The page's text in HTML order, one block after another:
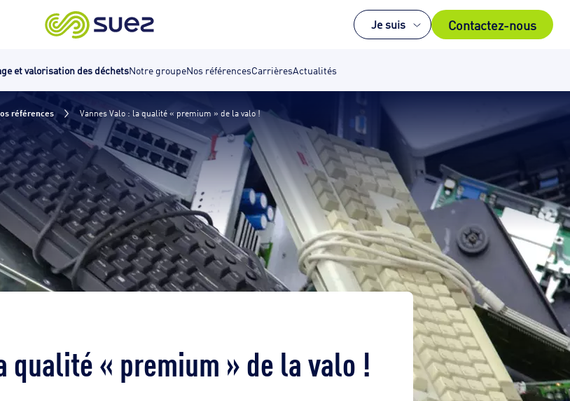
Je suis Contactez-nous
et valorisation des déchetsNotre groupeNos référencesCarrièresActualités
références Vannes Valo : la qualité « premium » de la valo !
qualité « premium » de la valo !